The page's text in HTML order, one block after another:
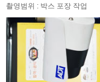
촬영범위 : 박스 포장 작업